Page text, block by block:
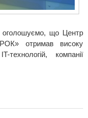
оголошуємо, що Центр
отримав високу
компанії